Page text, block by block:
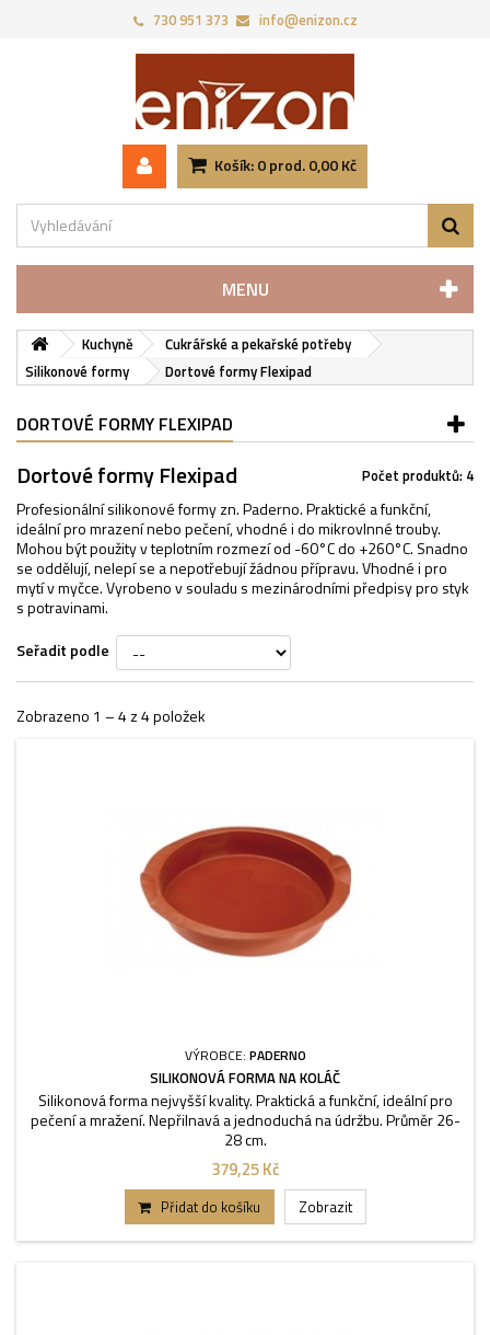
730 951 373‬ info@enizon.cz
Košík:0prod.0,00 Kč
MENU
Kuchyně
Cukrářské a pekařské potřeby
Silikonové formy
Dortové formy Flexipad
DORTOVÉ FORMY FLEXIPAD
Dortové formy Flexipad Počet produktů: 4
Profesionální silikonové formy zn. Paderno. Praktické a funkční,
ideální pro mrazení nebo pečení, vhodné i do mikrovlnné trouby.
Mohou být použity v teplotním rozmezí od -60°C do +260°C. Snadno
se oddělují, nelepí se a nepotřebují žádnou přípravu. Vhodné i pro
mytí v myčce. Vyrobeno v souladu s mezinárodními předpisy pro styk
s potravinami.
Seřadit podle
Zobrazeno 1 – 4 z 4 položek
VÝROBCE: PADERNO
SILIKONOVÁ FORMA NA KOLÁČ
Silikonová forma nejvyšší kvality. Praktická a funkční, ideální pro
pečení a mražení. Nepřilnavá a jednoduchá na údržbu. Průměr 26-
28 cm.
379,25 Kč
Přidat do košíku Zobrazit